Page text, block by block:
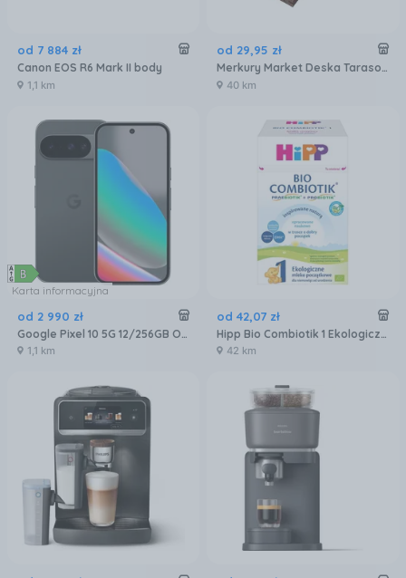
od 7 884 zł
Canon EOS R6 Mark II body
1,1 km
od 29,95 zł
Merkury Market Deska Tarasowa Mercado Basic Brąz 2000X120X20Mm MR5601072
40 km
Karta informacyjna
od 2 990 zł
Google Pixel 10 5G 12/256GB Obsydian
1,1 km
od 42,07 zł
Hipp Bio Combiotik 1 Ekologiczne mleko początkowe 550g
42 km